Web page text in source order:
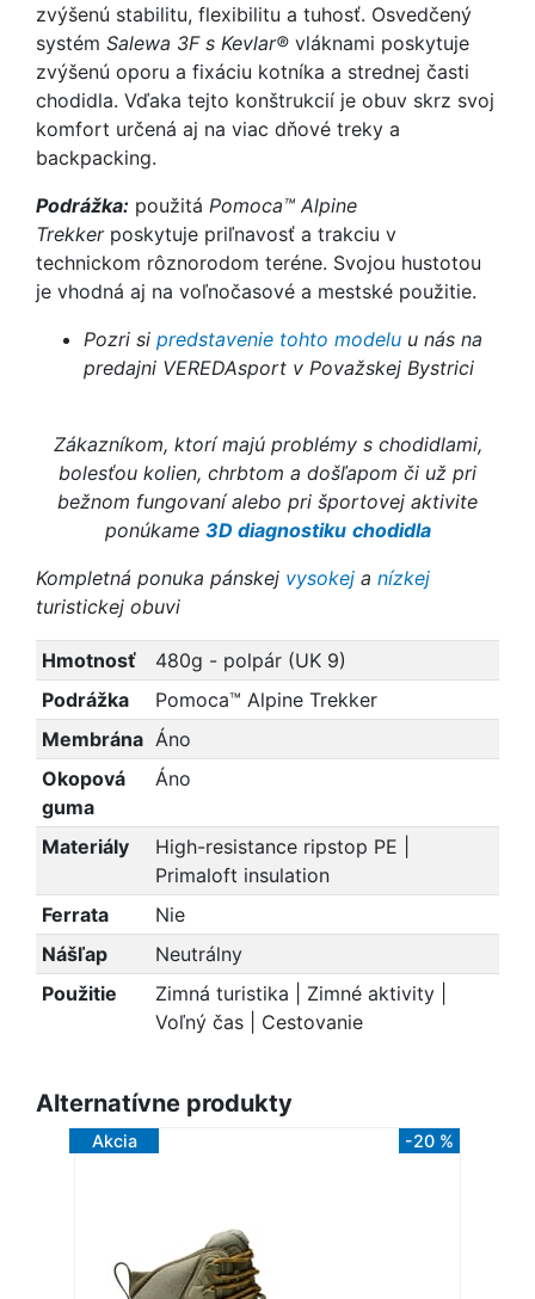
zvýšenú stabilitu, flexibilitu a tuhosť. Osvedčený
systém Salewa 3F s Kevlar® vláknami poskytuje
zvýšenú oporu a fixáciu kotníka a strednej časti
chodidla. Vďaka tejto konštrukcií je obuv skrz svoj
komfort určená aj na viac dňové treky a
backpacking.
Podrážka: použitá Pomoca™ Alpine
Trekker poskytuje priľnavosť a trakciu v
technickom rôznorodom teréne. Svojou hustotou
je vhodná aj na voľnočasové a mestské použitie.
Pozri si predstavenie tohto modelu u nás na
predajni VEREDAsport v Považskej Bystrici
Zákazníkom, ktorí majú problémy s chodidlami,
bolesťou kolien, chrbtom a došľapom či už pri
bežnom fungovaní alebo pri športovej aktivite
ponúkame 3D diagnostiku chodidla
Kompletná ponuka pánskej vysokej a nízkej
turistickej obuvi
Hmotnosť
480g - polpár (UK 9)
Podrážka
Pomoca™ Alpine Trekker
Membrána Áno
Okopová
guma
Áno
Materiály
High-resistance ripstop PE |
Primaloft insulation
Ferrata
Nie
Nášľap
Neutrálny
Použitie
Zimná turistika | Zimné aktivity |
Voľný čas | Cestovanie
Alternatívne produkty
Akcia -20 %